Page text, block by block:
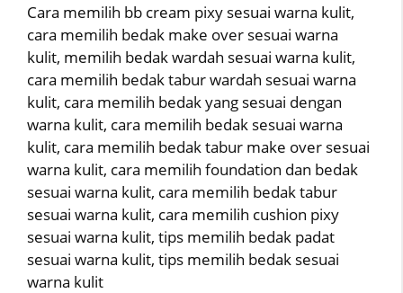
Cara memilih bb cream pixy sesuai warna kulit,
cara memilih bedak make over sesuai warna
kulit, memilih bedak wardah sesuai warna kulit,
cara memilih bedak tabur wardah sesuai warna
kulit, cara memilih bedak yang sesuai dengan
warna kulit, cara memilih bedak sesuai warna
kulit, cara memilih bedak tabur make over sesuai
warna kulit, cara memilih foundation dan bedak
sesuai warna kulit, cara memilih bedak tabur
sesuai warna kulit, cara memilih cushion pixy
sesuai warna kulit, tips memilih bedak padat
sesuai warna kulit, tips memilih bedak sesuai
warna kulit